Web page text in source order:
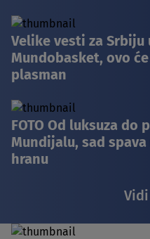
Velike vesti za Srbiju
Mundobasket, ovo
plasman
FOTO Od luksuza do
Mundijalu, sad
hranu